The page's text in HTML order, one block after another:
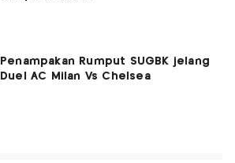
Penampakan Rumput SUGBK jelang
Duel AC Milan Vs Chelsea